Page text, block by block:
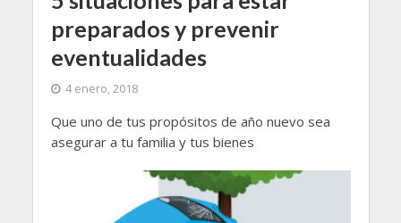
preparados y prevenir
eventualidades
4 enero, 2018
Que uno de tus propósitos de año nuevo sea
asegurar a tu familia y tus bienes